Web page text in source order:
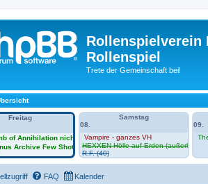
Rollenspielverein
Rollenspiel
Trete der Gemeinschaft bei!
Freitag
of Annihilation nicht im Vh
Archive Few Shot -Session Zero im VH
Samstag
08.
Vampire - ganzes VH
HEXXEN Hölle auf Erden (außerhalb
R.F. (40)
09.
FAQ Kalender